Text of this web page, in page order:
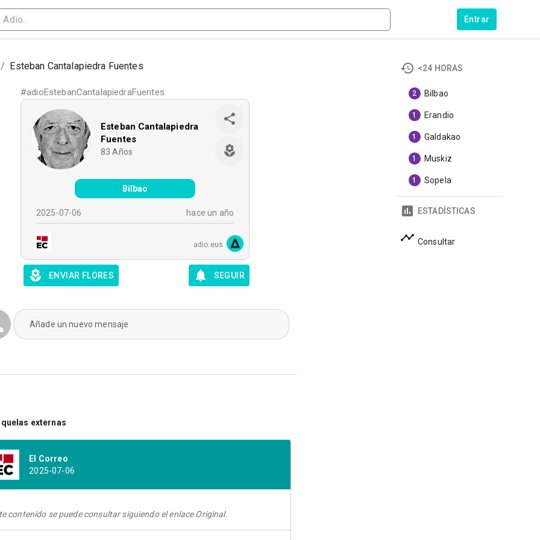
Entrar
/ Esteban Cantalapiedra Fuentes
#adioEstebanCantalapiedraFuentes
Esteban Cantalapiedra
Fuentes
83 Años
Bilbao
2025-07-06 hace un año
adio.eus
ENVIAR FLORES SEGUIR
Añade un nuevo mensaje
externas
El Correo
2025-07-06
contenido se puede consultar siguiendo el enlace Original.
<24 HORAS
2 Bilbao
1 Erandio
1 Galdakao
1 Muskiz
1 Sopela
ESTADÍSTICAS
Consultar